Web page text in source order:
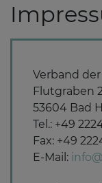
Verband
Flutgraben
53604 Bad
Tel.: +49
Fax: +49
E-Mail: